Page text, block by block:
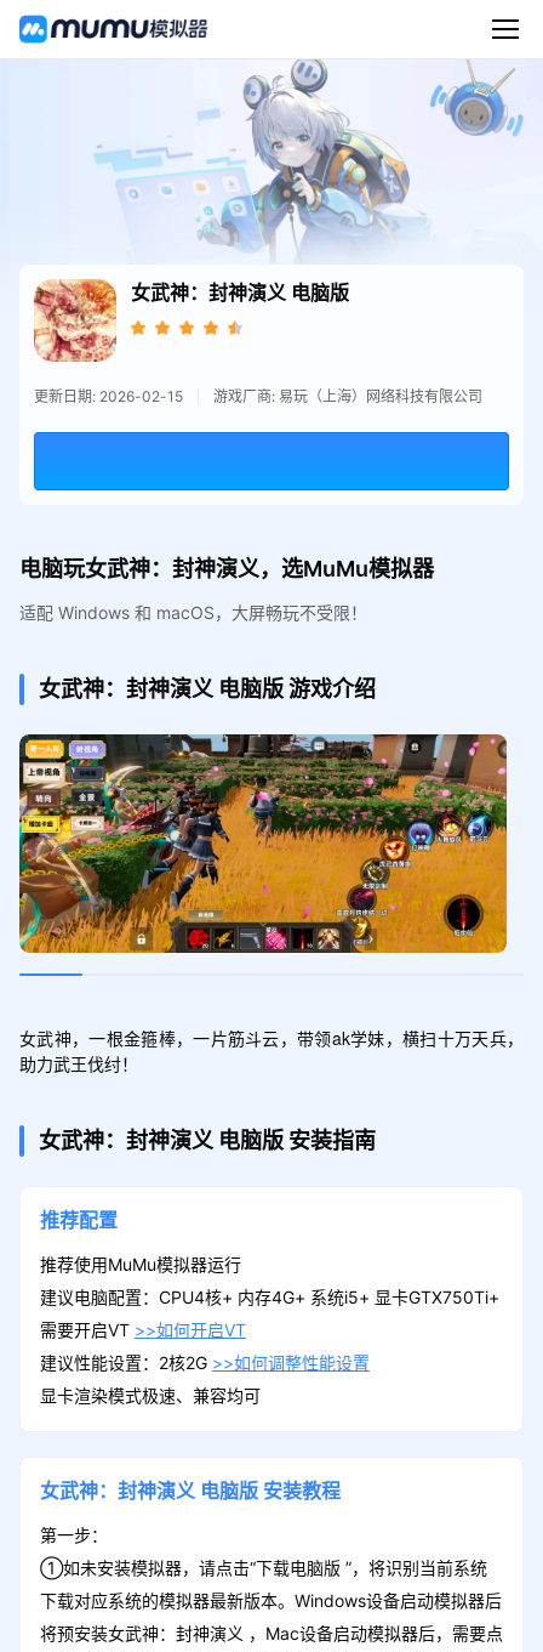
女武神：封神演义 电脑版
更新日期: 2026-02-15 游戏厂商: 易玩（上海）网络科技有限公司
电脑玩女武神：封神演义，选MuMu模拟器
适配 Windows 和 macOS，大屏畅玩不受限！
女武神：封神演义 电脑版游戏介绍
女武神，一根金箍棒，一片筋斗云，带领ak学妹，横扫十万天兵，
助力武王伐纣！
女武神：封神演义 电脑版 安装指南
推荐配置
推荐使用MuMu模拟器运行
建议电脑配置：CPU4核+ 内存4G+ 系统i5+ 显卡GTX750Ti+
需要开启VT >>如何开启VT
建议性能设置：2核2G >>如何调整性能设置
显卡渲染模式极速、兼容均可
女武神：封神演义 电脑版 安装教程
第一步：
①如未安装模拟器，请点击“下载电脑版 ”，将识别当前系统
下载对应系统的模拟器最新版本。Windows设备启动模拟器后
将预安装女武神：封神演义 ，Mac设备启动模拟器后，需要点